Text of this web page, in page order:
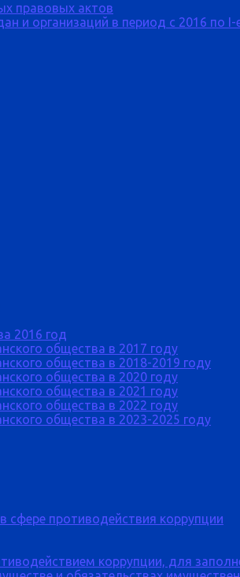
правовых актов
и организаций в период с 2016 по I-
2016 год
общества в 2017 году
общества в 2018-2019 году
общества в 2020 году
общества в 2021 году
общества в 2022 году
общества в 2023-2025 году
противодействия коррупции
коррупции, для